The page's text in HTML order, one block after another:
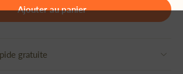
Ajouter au panier
gratuite